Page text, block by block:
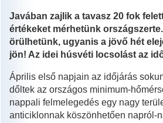
Javában zajlik a tavasz 20 fok
értékeket mérhetünk
örülhetünk, ugyanis a jövő hét
jön! Az idei húsvéti locsolást az
Április első napjain az időjárás
dőltek az országos minimum-
nappali felmelegedés egy nagy
anticiklonnak köszönhetően napról-